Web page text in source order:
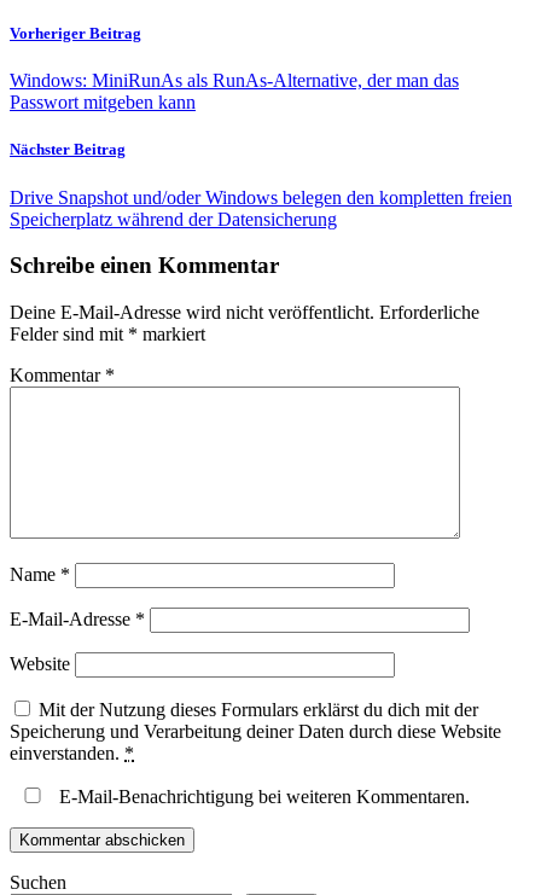
Vorheriger Beitrag
Windows: MiniRunAs als RunAs-Alternative, der man das
Passwort mitgeben kann
Nächster Beitrag
Drive Snapshot und/oder Windows belegen den kompletten freien
Speicherplatz während der Datensicherung
Schreibe einen Kommentar
Deine E-Mail-Adresse wird nicht veröffentlicht. Erforderliche
Felder sind mit * markiert
Kommentar *
Name *
E-Mail-Adresse *
Website
Mit der Nutzung dieses Formulars erklärst du dich mit der
Speicherung und Verarbeitung deiner Daten durch diese Website
einverstanden. *
E-Mail-Benachrichtigung bei weiteren Kommentaren.
Suchen